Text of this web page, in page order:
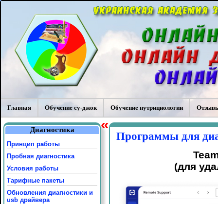
Главная Обучение су-джок Обучение нутрициологии
Диагностика
Принцип работы
Пробная диагностика
Условия работы
Тарифные пакеты
Обновления диагностики и
usb драйвера
«
Программы для
(для